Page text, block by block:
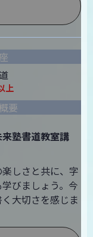
上
塾書道教室講
しさと共に、字
びましょう。今
大切さを感じま